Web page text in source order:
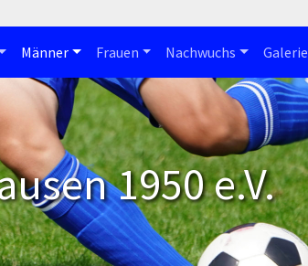
Männer Frauen Nachwuchs Galerie
1950 e.V.